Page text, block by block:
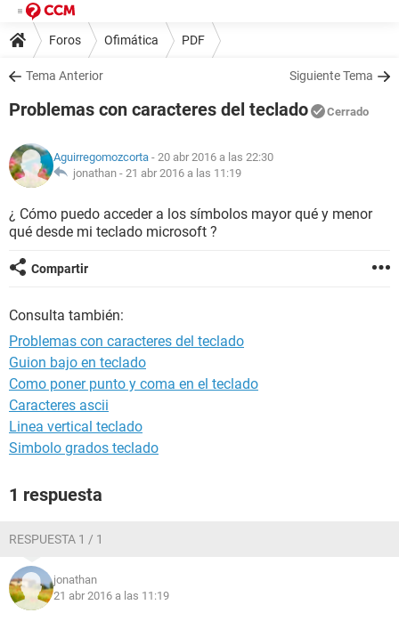
Foros Ofimática PDF
Tema Anterior Siguiente Tema
Problemas con caracteres del teclado Cerrado
Aguirregomozcorta - 20 abr 2016 a las 22:30
jonathan - 21 abr 2016 a las 11:19
¿ Cómo puedo acceder a los símbolos mayor qué y menor
qué desde mi teclado microsoft ?
Compartir
Consulta también:
Problemas con caracteres del teclado
Guion bajo en teclado
Como poner punto y coma en el teclado
Caracteres ascii
Linea vertical teclado
Simbolo grados teclado
1 respuesta
RESPUESTA 1 / 1
jonathan
21 abr 2016 a las 11:19